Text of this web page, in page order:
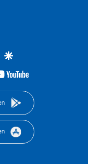
twittergoogle
youtube-